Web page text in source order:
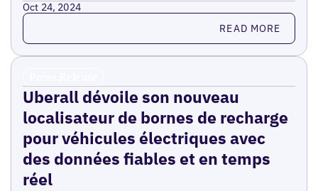
Oct 24, 2024
Read more READ MORE
Uberall dévoile son nouveau
localisateur de bornes de recharge
pour véhicules électriques avec
des données fiables et en temps
réel